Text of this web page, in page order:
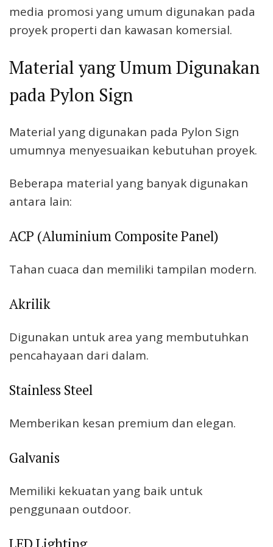
media promosi yang umum digunakan pada
proyek properti dan kawasan komersial.
Material yang Umum Digunakan
pada Pylon Sign
Material yang digunakan pada Pylon Sign
umumnya menyesuaikan kebutuhan proyek.
Beberapa material yang banyak digunakan
antara lain:
ACP (Aluminium Composite Panel)
Tahan cuaca dan memiliki tampilan modern.
Akrilik
Digunakan untuk area yang membutuhkan
pencahayaan dari dalam.
Stainless Steel
Memberikan kesan premium dan elegan.
Galvanis
Memiliki kekuatan yang baik untuk
penggunaan outdoor.